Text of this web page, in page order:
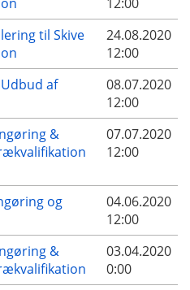
til Skive
24.08.2020
12:00
af
08.07.2020
12:00
&
07.07.2020
12:00
og
04.06.2020
12:00
&
03.04.2020
0:00